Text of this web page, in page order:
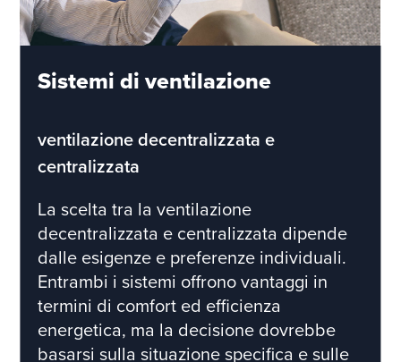
Sistemi di ventilazione
ventilazione decentralizzata e
centralizzata
La scelta tra la ventilazione
decentralizzata e centralizzata dipende
dalle esigenze e preferenze individuali.
Entrambi i sistemi offrono vantaggi in
termini di comfort ed efficienza
energetica, ma la decisione dovrebbe
basarsi sulla situazione specifica e sulle